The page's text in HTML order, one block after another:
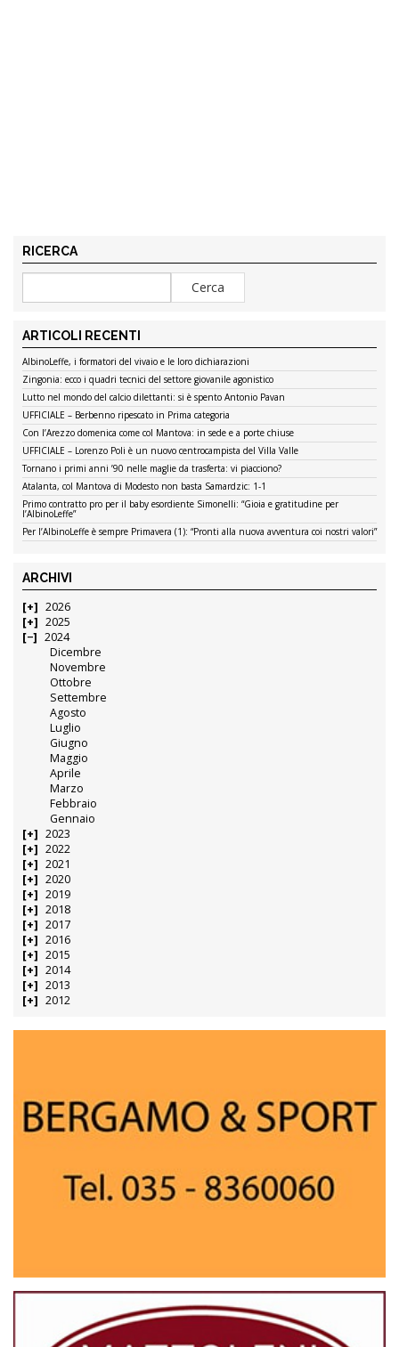
RICERCA
ARTICOLI RECENTI
AlbinoLeffe, i formatori del vivaio e le loro dichiarazioni
Zingonia: ecco i quadri tecnici del settore giovanile agonistico
Lutto nel mondo del calcio dilettanti: si è spento Antonio Pavan
UFFICIALE – Berbenno ripescato in Prima categoria
Con l’Arezzo domenica come col Mantova: in sede e a porte chiuse
UFFICIALE – Lorenzo Poli è un nuovo centrocampista del Villa Valle
Tornano i primi anni ’90 nelle maglie da trasferta: vi piacciono?
Atalanta, col Mantova di Modesto non basta Samardzic: 1-1
Primo contratto pro per il baby esordiente Simonelli: “Gioia e gratitudine per
l’AlbinoLeffe”
Per l’AlbinoLeffe è sempre Primavera (1): “Pronti alla nuova avventura coi nostri valori”
ARCHIVI
2026
2025
2024
Dicembre
Novembre
Ottobre
Settembre
Agosto
Luglio
Giugno
Maggio
Aprile
Marzo
Febbraio
Gennaio
2023
2022
2021
2020
2019
2018
2017
2016
2015
2014
2013
2012